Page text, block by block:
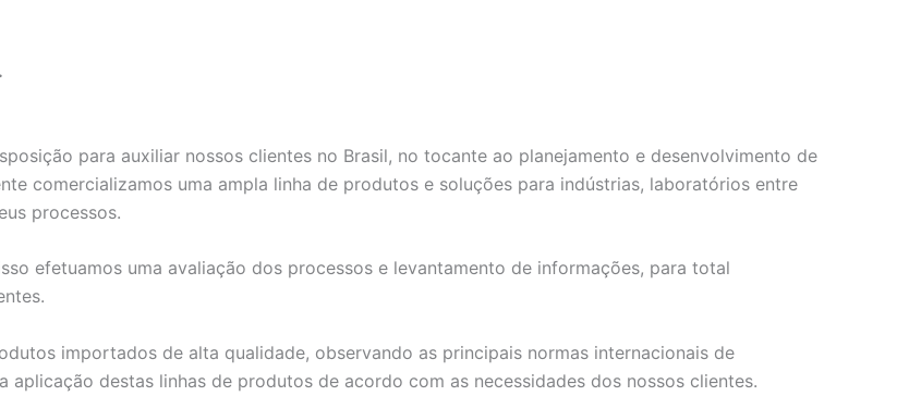
para auxiliar nossos clientes no Brasil, no tocante ao planejamento e desenvolvimento de
comercializamos uma ampla linha de produtos e soluções para indústrias, laboratórios entre
processos.
efetuamos uma avaliação dos processos e levantamento de informações, para total
importados de alta qualidade, observando as principais normas internacionais de
destas linhas de produtos de acordo com as necessidades dos nossos clientes.